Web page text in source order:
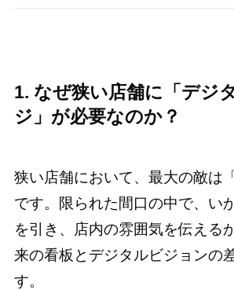
1. なぜ狭い店舗に「デジ
ジ」が必要なのか？
狭い店舗において、最大の敵は
です。限られた間口の中で、い
を引き、店内の雰囲気を伝える
来の看板とデジタルビジョンの
す。